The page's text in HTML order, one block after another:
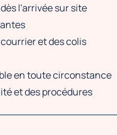
l'arrivée sur site
et des colis
en toute circonstance
et des procédures